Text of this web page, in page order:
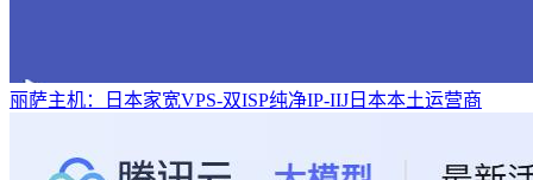
丽萨主机：日本家宽VPS-双ISP纯净IP-IIJ日本本土运营商